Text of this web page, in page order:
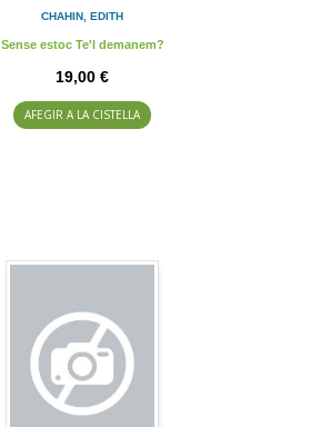
CHAHIN, EDITH
Sense estoc Te'l demanem?
19,00 €
AFEGIR A LA CISTELLA